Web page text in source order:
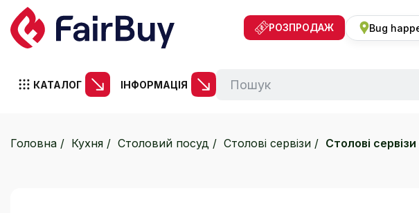
РОЗПРОДАЖ
КАТАЛОГ ІНФОРМАЦІЯ
Головна Кухня Столовий посуд Столові сервізи Столові